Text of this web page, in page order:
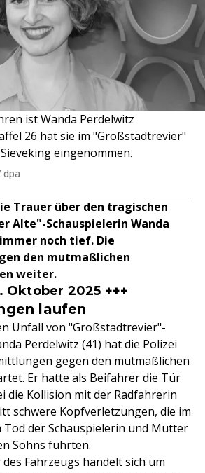
ist Wanda Perdelwitz
26 hat sie im "Großstadtrevier"
eingenommen.
dpa
Trauer über den tragischen
Alte"-Schauspielerin Wanda
noch tief. Die
den mutmaßlichen
weiter.
Oktober 2025 +++
laufen
Unfall von "Großstadtrevier"-
Perdelwitz (41) hat die Polizei
gegen den mutmaßlichen
Er hatte als Beifahrer die Tür
die Kollision mit der Radfahrerin
schwere Kopfverletzungen, die im
Tod der Schauspielerin und Mutter
Sohns führten.
Fahrzeugs handelt sich um